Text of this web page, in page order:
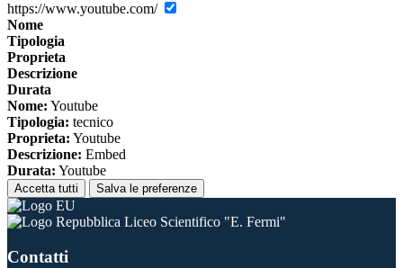
https://www.youtube.com/
Nome
Tipologia
Proprieta
Descrizione
Durata
Nome: Youtube
Tipologia: tecnico
Proprieta: Youtube
Descrizione: Embed
Durata: Youtube
Accetta tutti Salva le preferenze
Liceo Scientifico "E. Fermi"
Contatti